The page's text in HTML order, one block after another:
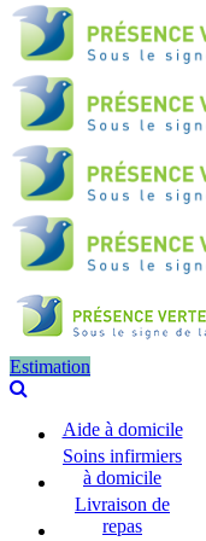
Estimation
Aide à domicile
Soins infirmiers
à domicile
Livraison de
repas